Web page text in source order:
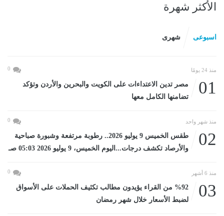
الأكثر شهرة
اسبوعى شهرى
منذ 24 يومًا 0
01
مصر تدين الاعتداءات على الكويت والبحرين والأردن وتؤكد
تضامنها الكامل معها
منذ شهر واحد 0
02
طقس الخميس 9 يوليو 2026.. رطوبة مرتفعة وشبورة صباحية
والأرصاد تكشف درجات...اليوم الخميس، 9 يوليو 2026 05:03 صـ
منذ 6 أشهر 0
03
%92 من القراء يؤيدون مطالب تكثيف الحملات على الأسواق
لضبط الأسعار خلال شهر رمضان